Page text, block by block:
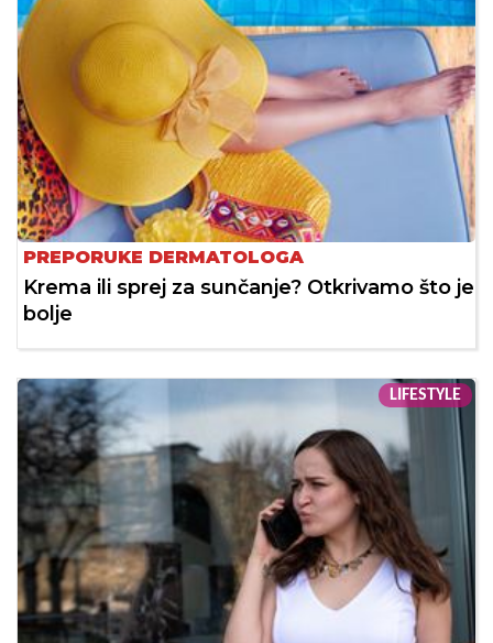
PREPORUKE DERMATOLOGA
Krema ili sprej za sunčanje? Otkrivamo što je
bolje
LIFESTYLE